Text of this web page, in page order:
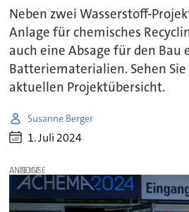
Neben zwei Wasserstoff-
Anlage für chemisches
auch eine Absage für den Bau
Batteriematerialien. Sehen
aktuellen Projektübersicht.
Susanne Berger
1. Juli 2024
ANZEIGE